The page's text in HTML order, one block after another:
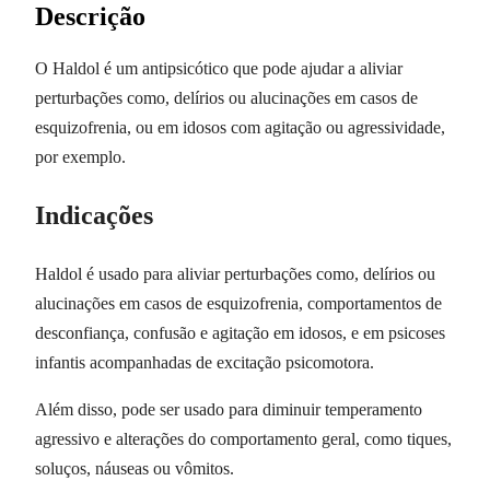
Descrição
O Haldol é um antipsicótico que pode ajudar a aliviar
perturbações como, delírios ou alucinações em casos de
esquizofrenia, ou em idosos com agitação ou agressividade,
por exemplo.
Indicações
Haldol é usado para aliviar perturbações como, delírios ou
alucinações em casos de esquizofrenia, comportamentos de
desconfiança, confusão e agitação em idosos, e em psicoses
infantis acompanhadas de excitação psicomotora.
Além disso, pode ser usado para diminuir temperamento
agressivo e alterações do comportamento geral, como tiques,
soluços, náuseas ou vômitos.